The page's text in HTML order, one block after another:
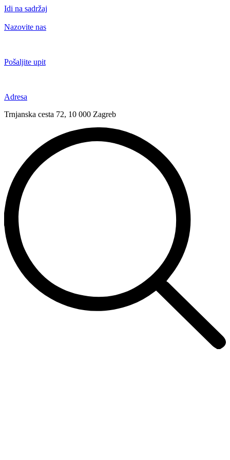
Idi na sadržaj
Nazovite nas
Pošaljite upit
Adresa
Trnjanska cesta 72, 10 000 Zagreb